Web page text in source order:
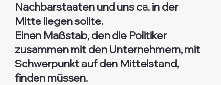
Nachbarstaaten und uns ca. in der
Mitte liegen sollte.
Einen Maßstab, den die Politiker
zusammen mit den Unternehmern, mit
Schwerpunkt auf den Mittelstand,
finden müssen.